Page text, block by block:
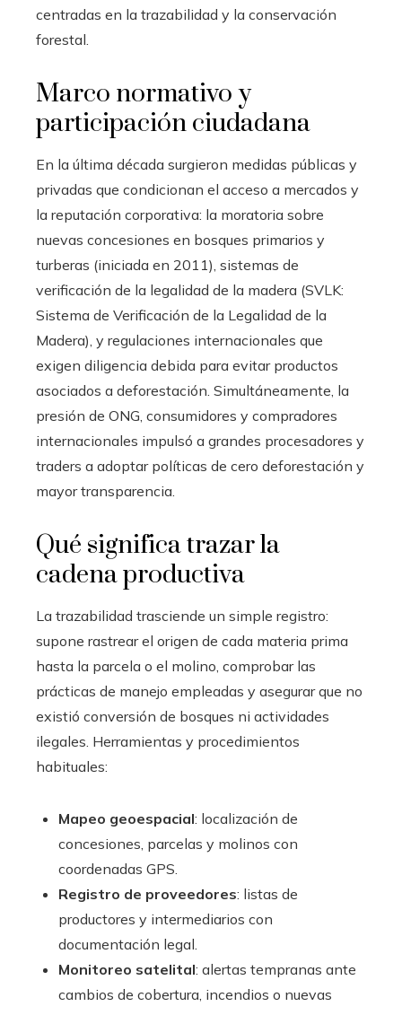
centradas en la trazabilidad y la conservación
forestal.
Marco normativo y
participación ciudadana
En la última década surgieron medidas públicas y
privadas que condicionan el acceso a mercados y
la reputación corporativa: la moratoria sobre
nuevas concesiones en bosques primarios y
turberas (iniciada en 2011), sistemas de
verificación de la legalidad de la madera (SVLK:
Sistema de Verificación de la Legalidad de la
Madera), y regulaciones internacionales que
exigen diligencia debida para evitar productos
asociados a deforestación. Simultáneamente, la
presión de ONG, consumidores y compradores
internacionales impulsó a grandes procesadores y
traders a adoptar políticas de cero deforestación y
mayor transparencia.
Qué significa trazar la
cadena productiva
La trazabilidad trasciende un simple registro:
supone rastrear el origen de cada materia prima
hasta la parcela o el molino, comprobar las
prácticas de manejo empleadas y asegurar que no
existió conversión de bosques ni actividades
ilegales. Herramientas y procedimientos
habituales:
Mapeo geoespacial: localización de
concesiones, parcelas y molinos con
coordenadas GPS.
Registro de proveedores: listas de
productores y intermediarios con
documentación legal.
Monitoreo satelital: alertas tempranas ante
cambios de cobertura, incendios o nuevas